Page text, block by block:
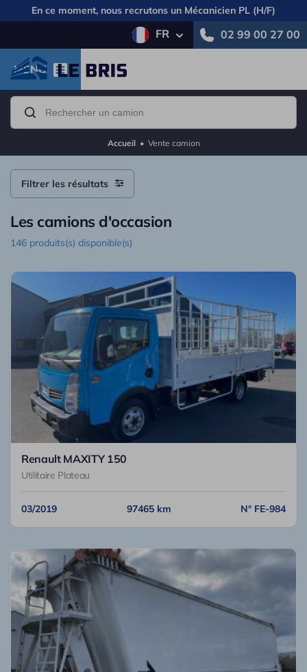
En ce moment, nous recrutons un Mécanicien PL (H/F)
FR 02 99 00 27 00
MENU
Accueil• Vente camion
Filtrer les résultats
Les camions d'occasion
146 produits(s) disponible(s)
Renault MAXITY 150
Utilitaire Plateau
03/2019 97465 km N° FE-984